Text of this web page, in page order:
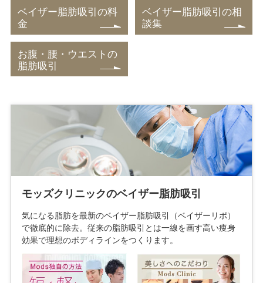
ベイザー脂肪吸引の料
金
ベイザー脂肪吸引の相
談集
お腹・腰・ウエストの
脂肪吸引
モッズクリニックのベイザー脂肪吸引
気になる脂肪を最新のベイザー脂肪吸引（ベイザーリポ）
で徹底的に除去。従来の脂肪吸引とは一線を画す高い痩身
効果で理想のボディラインをつくります。